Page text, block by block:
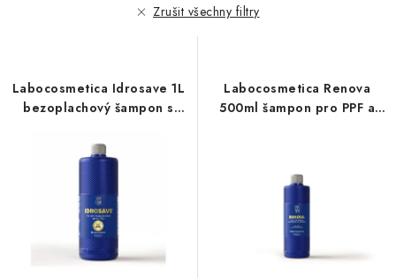
u
d
Zrušit všechny filtry
Labocosmetica Idrosave 1L
bezoplachový šampon s
Labocosmetica Renova
500ml šampon pro PPF a